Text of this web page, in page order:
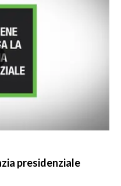
presidenziale